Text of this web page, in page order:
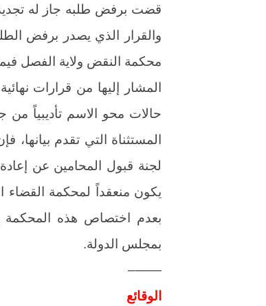
قضت برفض طلبه جاز له
والقرار الذي يصدر برفض
محكمة النقض ولاية الفصل
المشار إليها من قرارات
حالات محو الاسم تأديبياً
المستثناة التي تقدم
لجنة قبول المحامين عن
يكون منعقداً لمحكمة القضاء
بعدم اختصاص هذه المحكمة
بمجلس الدولة.
——–
الوقائع